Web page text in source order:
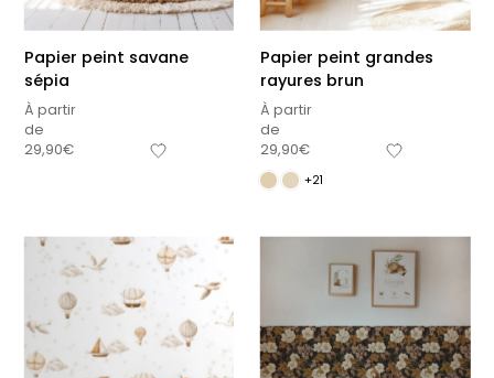
Papier peint savane
sépia
À partir
de
29,90€
Papier peint grandes
rayures brun
À partir
de
29,90€
+21